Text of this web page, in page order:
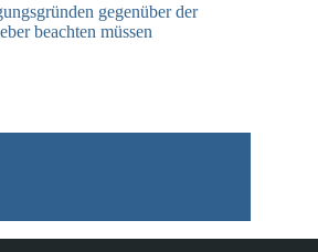
gegenüber der
beachten müssen